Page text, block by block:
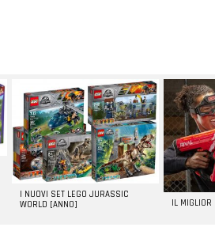
I NUOVI SET LEGO JURASSIC
WORLD [ANNO]
IL MIGLIOR